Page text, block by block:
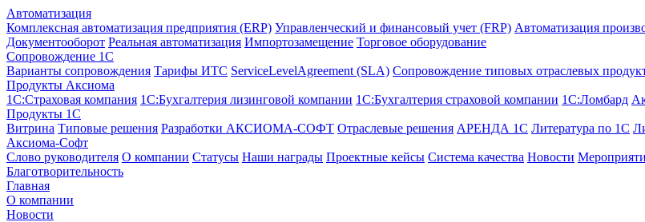
Автоматизация
Комплексная автоматизация предприятия (ERP) Управленческий и финансовый учет (FRP) Автоматизация
Документооборот Реальная автоматизация Импортозамещение Торговое оборудование
Сопровождение 1С
Варианты сопровождения Тарифы ИТС ServiceLevelAgreement (SLA) Сопровождение типовых отраслевых
Продукты Аксиома
1С:Страховая компания 1С:Бухгалтерия лизинговой компании 1С:Бухгалтерия страховой компании 1С:Ломбард
Продукты 1С
Витрина Типовые решения Разработки АКСИОМА-СОФТ Отраслевые решения АРЕНДА 1С Литература по 1С
Аксиома-Софт
Слово руководителя О компании Статусы Наши награды Проектные кейсы Система качества Новости
Благотворительность
Главная
О компании
Новости